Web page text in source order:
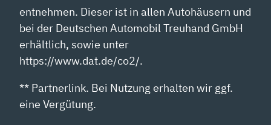
entnehmen. Dieser ist in allen Autohäusern und
bei der Deutschen Automobil Treuhand GmbH
erhältlich, sowie unter
https://www.dat.de/co2/.
** Partnerlink. Bei Nutzung erhalten wir ggf.
eine Vergütung.